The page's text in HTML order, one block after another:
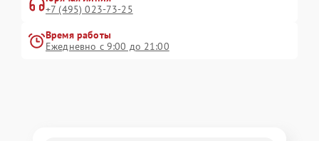
+7 (495) 023-73-25
Время работы
Ежедневно с 9:00 до 21:00